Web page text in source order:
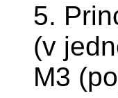
5.
(v
M3